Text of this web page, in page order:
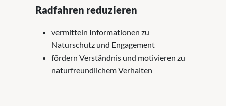
Radfahren reduzieren
vermitteln Informationen zu
Naturschutz und Engagement
fördern Verständnis und motivieren zu
naturfreundlichem Verhalten